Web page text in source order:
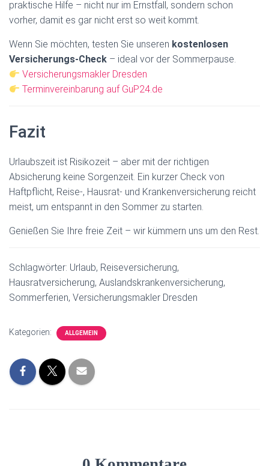
praktische Hilfe – nicht nur im Ernstfall, sondern schon
vorher, damit es gar nicht erst so weit kommt.
Wenn Sie möchten, testen Sie unseren kostenlosen
Versicherungs-Check – ideal vor der Sommerpause.
Versicherungsmakler Dresden
Terminvereinbarung auf GuP24.de
Fazit
Urlaubszeit ist Risikozeit – aber mit der richtigen
Absicherung keine Sorgenzeit. Ein kurzer Check von
Haftpflicht, Reise-, Hausrat- und Krankenversicherung reicht
meist, um entspannt in den Sommer zu starten.
Genießen Sie Ihre freie Zeit – wir kümmern uns um den Rest.
Schlagwörter: Urlaub, Reiseversicherung,
Hausratversicherung, Auslandskrankenversicherung,
Sommerferien, Versicherungsmakler Dresden
Kategorien: ALLGEMEIN